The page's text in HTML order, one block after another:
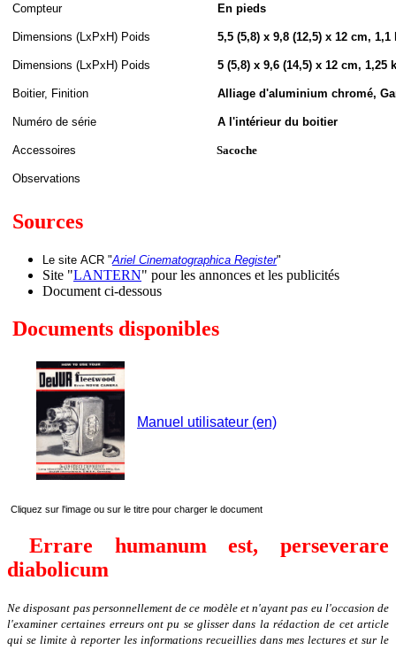
Compteur En pieds
Dimensions (LxPxH) Poids 5,5 (5,8) x 9,8 (12,5) x 12 cm,
Dimensions (LxPxH) Poids 5 (5,8) x 9,6 (14,5) x 12 cm,
Boitier, Finition Alliage d'aluminium chromé,
Numéro de série A l'intérieur du boitier
Accessoires Sacoche
Observations
Sources
Le site ACR "Ariel Cinematographica Register"
Site "LANTERN" pour les annonces et les publicités
Document ci-dessous
Documents disponibles
Manuel utilisateur (en)
Cliquez sur l'image ou sur le titre pour charger le document
Errare humanum est, perseverare
diabolicum
Ne disposant pas personnellement de ce modèle et n'ayant pas eu l'occasion de
l'examiner certaines erreurs ont pu se glisser dans la rédaction de cet article
qui se limite à reporter les informations recueillies dans mes lectures et sur le